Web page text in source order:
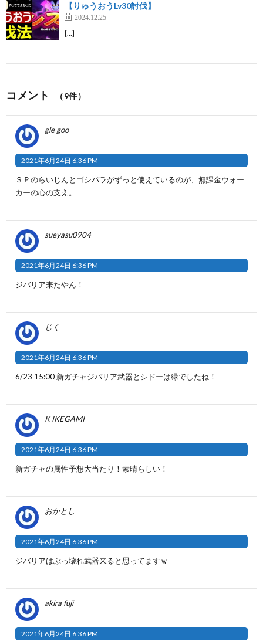
【りゅうおうLv30討伐】
2024.12.25
[…]
コメント （9件）
gle goo
2021年6月24日 6:36 PM
ＳＰのらいじんとゴシパラがずっと使えているのが、無課金ウォー
カーの心の支え。
sueyasu0904
2021年6月24日 6:36 PM
ジバリア来たやん！
じく
2021年6月24日 6:36 PM
6/23 15:00 新ガチャジバリア武器とシドーは緑でしたね！
K IKEGAMI
2021年6月24日 6:36 PM
新ガチャの属性予想大当たり！素晴らしい！
おかとし
2021年6月24日 6:36 PM
ジバリアはぶっ壊れ武器来ると思ってますｗ
akira fuji
2021年6月24日 6:36 PM